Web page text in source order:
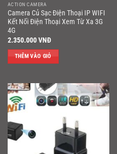
ACTION CAMERA
Camera Củ Sạc Điện Thoại IP WIFI
Kết Nối Điện Thoại Xem Từ Xa 3G
4G
2.350.000VNĐ
THÊM VÀO GIỎ